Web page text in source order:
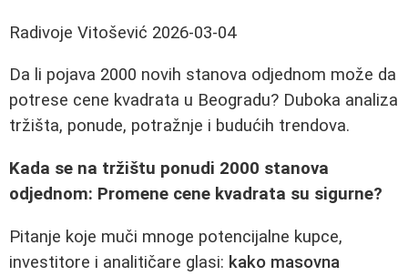
Radivoje Vitošević 2026-03-04
Da li pojava 2000 novih stanova odjednom može da
potrese cene kvadrata u Beogradu? Duboka analiza
tržišta, ponude, potražnje i budućih trendova.
Kada se na tržištu ponudi 2000 stanova
odjednom: Promene cene kvadrata su sigurne?
Pitanje koje muči mnoge potencijalne kupce,
investitore i analitičare glasi: kako masovna